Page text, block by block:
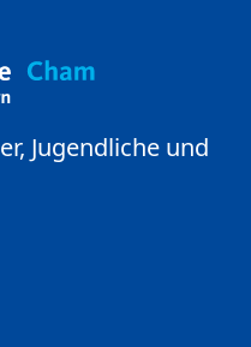
Jugendliche und